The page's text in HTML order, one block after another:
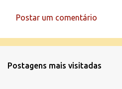
e
Postar um comentário
Postagens mais visitadas